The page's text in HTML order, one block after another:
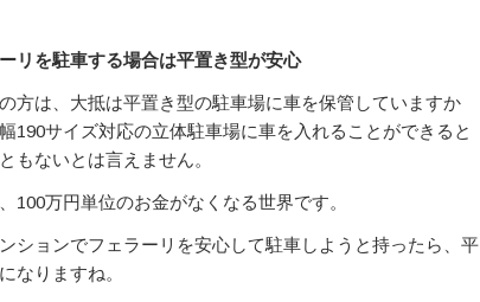
リを駐車する場合は平置き型が安心
方は、大抵は平置き型の駐車場に車を保管していますか
190サイズ対応の立体駐車場に車を入れることができると
もないとは言えません。
100万円単位のお金がなくなる世界です。
ションでフェラーリを安心して駐車しようと持ったら、平
なりますね。